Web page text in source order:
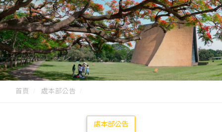
首頁 處本部公告
處本部公告